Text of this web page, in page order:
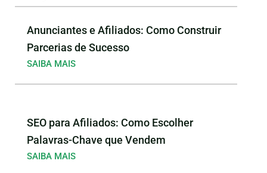
Anunciantes e Afiliados: Como Construir
Parcerias de Sucesso
SAIBA MAIS
SEO para Afiliados: Como Escolher
Palavras-Chave que Vendem
SAIBA MAIS